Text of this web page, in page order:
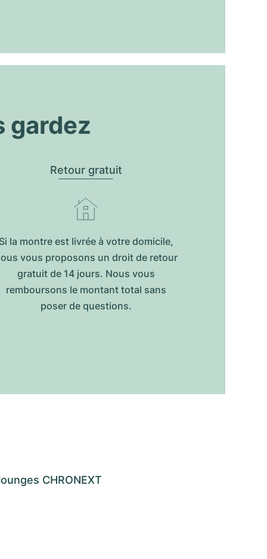
gardez
Retour gratuit
la montre est livrée à votre domicile,
vous proposons un droit de retour
gratuit de 14 jours. Nous vous
remboursons le montant total sans
poser de questions.
CHRONEXT